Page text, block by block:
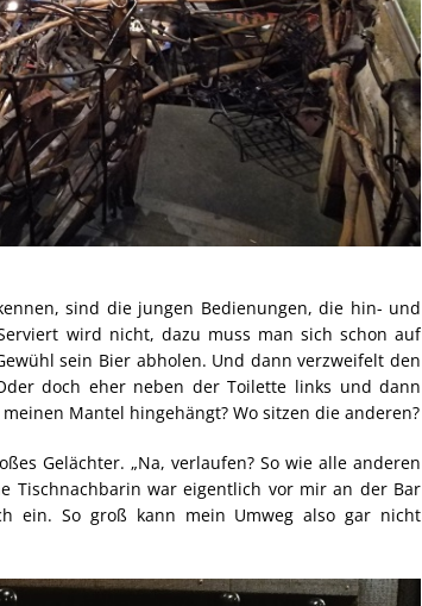
sind die jungen Bedienungen, die hin- und
wird nicht, dazu muss man sich schon auf
sein Bier abholen. Und dann verzweifelt den
doch eher neben der Toilette links und dann
Mantel hingehängt? Wo sitzen die anderen?
Gelächter. „Na, verlaufen? So wie alle anderen
Tischnachbarin war eigentlich vor mir an der Bar
ein. So groß kann mein Umweg also gar nicht